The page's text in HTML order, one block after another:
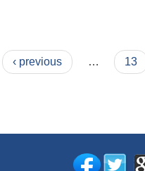
‹ previous … 13